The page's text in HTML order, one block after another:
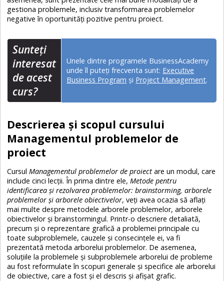
gestiona problemele, inclusiv transformarea problemelor
negative în oportunități pozitive pentru proiect.
Sunteţi
interesat
de acest
curs?
Unele dintre programele BusinessAcademy
unde îl puteți frecventa sunt: Executive
Business Program și Project Management.
Descrierea și scopul cursului
Managementul problemelor de
proiect
CursulManagementul problemelor de proiect are un modul, care
include cinci lecții. În prima dintre ele,Metode pentru
identificarea și rezolvarea problemelor: brainstorming, arborele
problemelor și arborele obiectivelor, veți avea ocazia să aflați
mai multe despre metodele arborele problemelor, arborele
obiectivelor și brainstormingul. Printr-o descriere detaliată,
precum și o reprezentare grafică a problemei principale cu
toate subproblemele, cauzele și consecințele ei, va fi
prezentată metoda arborelui problemelor. De asemenea,
soluțiile la problemele și subproblemele arborelui de probleme
au fost reformulate în scopuri generale și specifice ale arborelui
de obiective, care a fost și el descris și afișat grafic.